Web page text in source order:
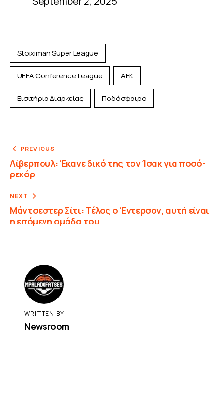
Stoiximan Super League
UEFA Conference League ΑΕΚ
Εισιτήρια Διαρκείας Ποδόσφαιρο
PREVIOUS
Λίβερπουλ: Έκανε δικό της τον Ίσακ για ποσό-
ρεκόρ
NEXT
Μάντσεστερ Σίτι: Τέλος ο Έντερσον, αυτή είναι
η επόμενη ομάδα του
WRITTEN BY
Newsroom